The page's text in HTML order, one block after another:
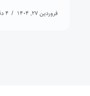
فروردین 27, 1404 4 دقیقه بخوانید